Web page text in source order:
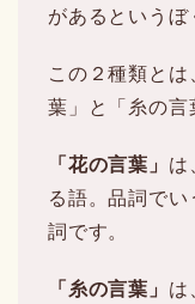
があるというぼ
この２種類と
葉」と「糸の言
「花の言葉」 は
る語。品詞でい
詞です。
「糸の言葉」 は